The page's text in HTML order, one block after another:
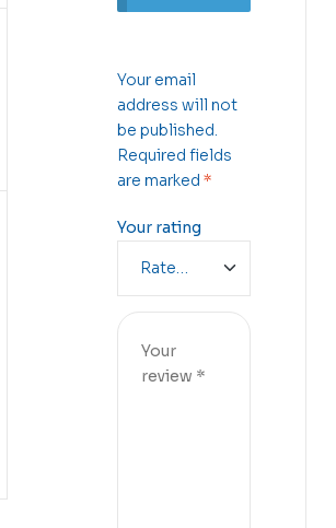
Your email
address will not
be published.
Required fields
are marked *
Your rating